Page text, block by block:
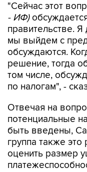
"Сейчас этот
- ИФ)
правительстве.
мы выйдем с
обсуждаются.
решение, тогда
том числе,
по налогам", -
Отвечая на
потенциальные
быть введены,
группа также это
оценить размер